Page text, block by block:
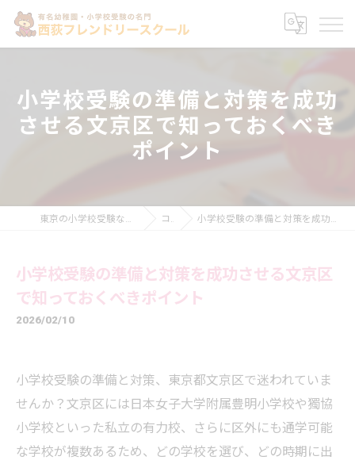
小学校受験の準備と対策を成功
させる文京区で知っておくべき
ポイント
東京の小学校受験なら西荻フレンドリースクール コラム 小学校受験の準備と対策を成功させる文京区で知っておくべきポイント
小学校受験の準備と対策を成功させる文京区
で知っておくべきポイント
2026/02/10
小学校受験の準備と対策、東京都文京区で迷われていま
せんか？文京区には日本女子大学附属豊明小学校や獨協
小学校といった私立の有力校、さらに区外にも通学可能
な学校が複数あるため、どの学校を選び、どの時期に出